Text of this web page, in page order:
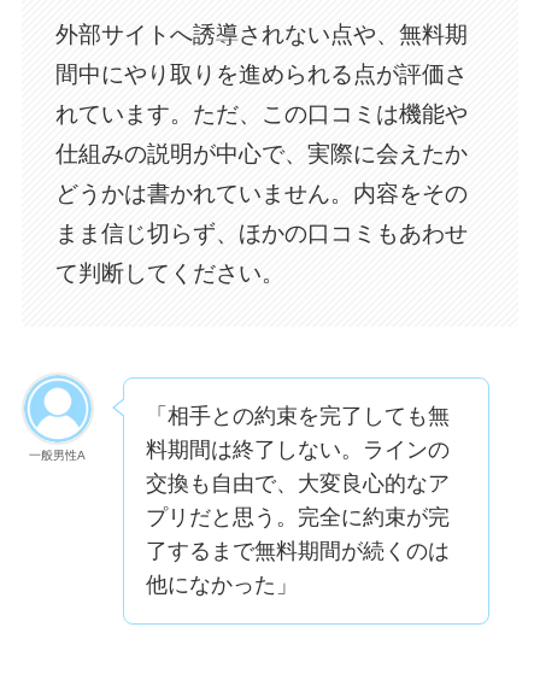
外部サイトへ誘導されない点や、無料期
間中にやり取りを進められる点が評価さ
れています。ただ、この口コミは機能や
仕組みの説明が中心で、実際に会えたか
どうかは書かれていません。内容をその
まま信じ切らず、ほかの口コミもあわせ
て判断してください。
一般男性A
「相手との約束を完了しても無
料期間は終了しない。ラインの
交換も自由で、大変良心的なア
プリだと思う。完全に約束が完
了するまで無料期間が続くのは
他になかった」